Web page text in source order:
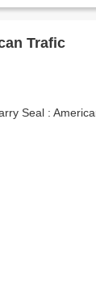
Trafic